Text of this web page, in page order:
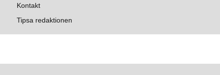
Kontakt
Tipsa redaktionen